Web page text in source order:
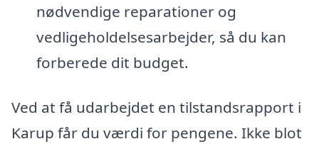
nødvendige reparationer og
vedligeholdelsesarbejder, så du kan
forberede dit budget.
Ved at få udarbejdet en tilstandsrapport i
Karup får du værdi for pengene. Ikke blot